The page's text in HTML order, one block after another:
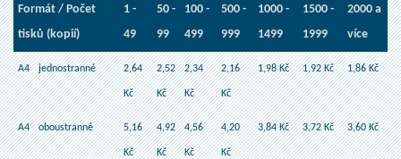
Formát / Počet
tisků (kopií)
1 -
49
50 -
99
100 -
499
500 -
999
1000 -
1499
1500 -
1999
2000 a
více
A4 jednostranné 2,64
Kč
2,52
Kč
2,34
Kč
2,16
Kč
1,98 Kč 1,92 Kč 1,86 Kč
A4 oboustranné 5,16
Kč
4,92
Kč
4,56
Kč
4,20
Kč
3,84 Kč 3,72 Kč 3,60 Kč